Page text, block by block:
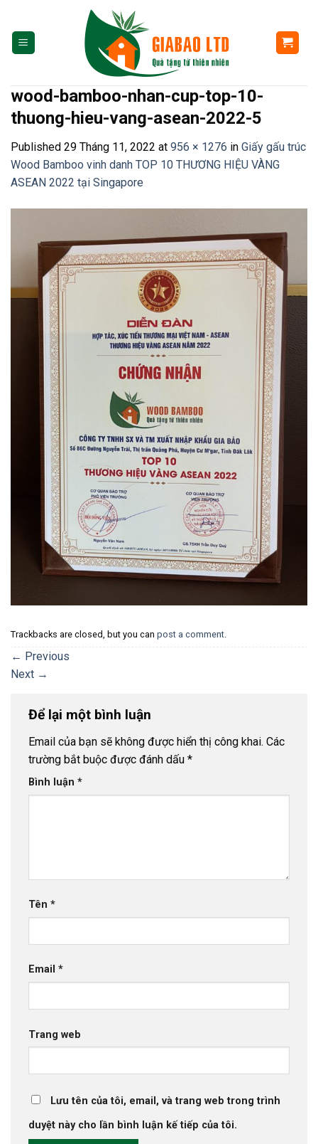
content
wood-bamboo-nhan-cup-top-10-
thuong-hieu-vang-asean-2022-5
Published 29 Tháng 11, 2022 at 956 × 1276 in Giấy gấu trúc
Wood Bamboo vinh danh TOP 10 THƯƠNG HIỆU VÀNG
ASEAN 2022 tại Singapore
Trackbacks are closed, but you can post a comment
← Previous
Next →
Để lại một bình luận
Email của bạn sẽ không được hiển thị công khai. Các
trường bắt buộc được đánh dấu *
Bình luận *
Tên *
Email *
Trang web
Lưu tên của tôi, email, và trang web trong trình
duyệt này cho lần bình luận kế tiếp của tôi.